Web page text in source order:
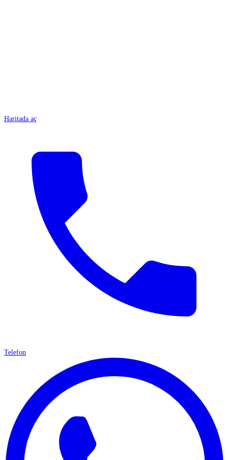
Haritada aç
Telefon